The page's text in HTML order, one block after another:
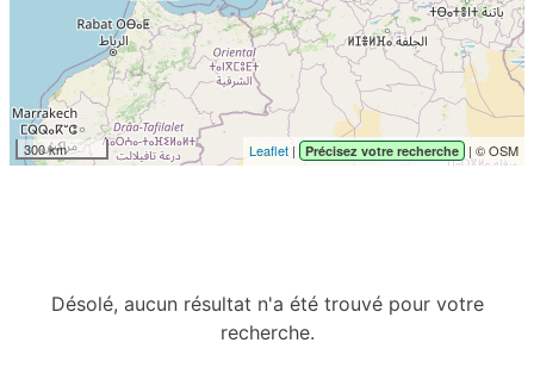
300 km Leaflet | Précisez votre recherche | © OSM
Désolé, aucun résultat n'a été trouvé pour votre
recherche.